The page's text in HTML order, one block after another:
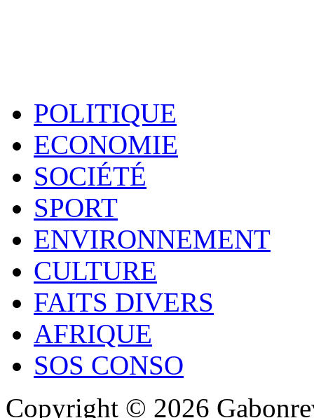
POLITIQUE
ECONOMIE
SOCIÉTÉ
SPORT
ENVIRONNEMENT
CULTURE
FAITS DIVERS
AFRIQUE
SOS CONSO
Copyright © 2026